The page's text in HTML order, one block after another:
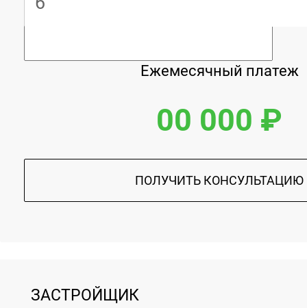
Ежемесячный платеж
00 000 ₽
ПОЛУЧИТЬ КОНСУЛЬТАЦИЮ
ЗАСТРОЙЩИК